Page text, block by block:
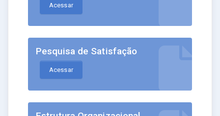
Acessar
Pesquisa de Satisfação
Acessar